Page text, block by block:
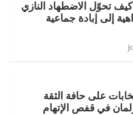
تحوّل الاضطهاد النازي
إلى إبادة جماعية
2026 انتخابات على حافة الثقة
في قفص الإتهام